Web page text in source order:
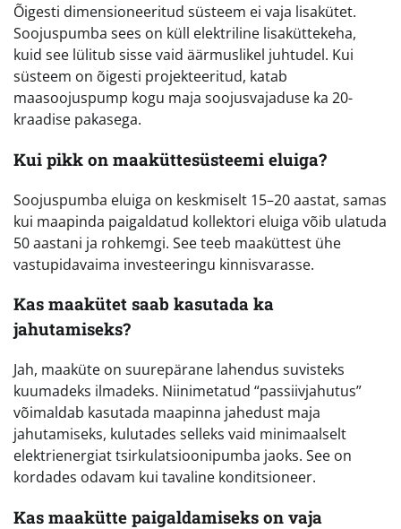
Õigesti dimensioneeritud süsteem ei vaja lisakütet.
Soojuspumba sees on küll elektriline lisaküttekeha,
kuid see lülitub sisse vaid äärmuslikel juhtudel. Kui
süsteem on õigesti projekteeritud, katab
maasoojuspump kogu maja soojusvajaduse ka 20-
kraadise pakasega.
Kui pikk on maaküttesüsteemi eluiga?
Soojuspumba eluiga on keskmiselt 15–20 aastat, samas
kui maapinda paigaldatud kollektori eluiga võib ulatuda
50 aastani ja rohkemgi. See teeb maaküttest ühe
vastupidavaima investeeringu kinnisvarasse.
Kas maakütet saab kasutada ka
jahutamiseks?
Jah, maaküte on suurepärane lahendus suvisteks
kuumadeks ilmadeks. Niinimetatud “passiivjahutus”
võimaldab kasutada maapinna jahedust maja
jahutamiseks, kulutades selleks vaid minimaalselt
elektrienergiat tsirkulatsioonipumba jaoks. See on
kordades odavam kui tavaline konditsioneer.
Kas maakütte paigaldamiseks on vaja